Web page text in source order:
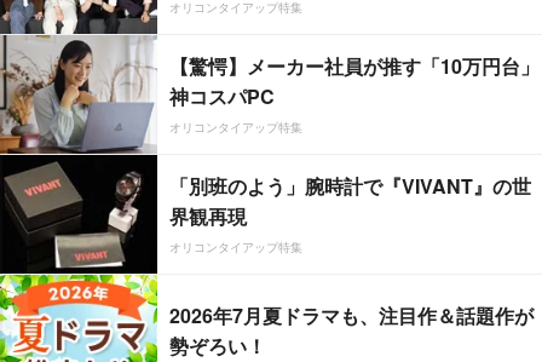
オリコンタイアップ特集
【驚愕】メーカー社員が推す「10万円台」
神コスパPC
オリコンタイアップ特集
「別班のよう」腕時計で『VIVANT』の世
界観再現
オリコンタイアップ特集
2026年7月夏ドラマも、注目作＆話題作が
勢ぞろい！